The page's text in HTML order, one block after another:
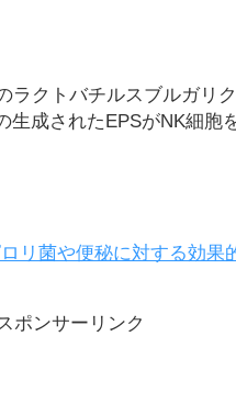
ラクトバチルスブルガリ
生成されたEPSがNK細胞
リ菌や便秘に対する効果
スポンサーリンク